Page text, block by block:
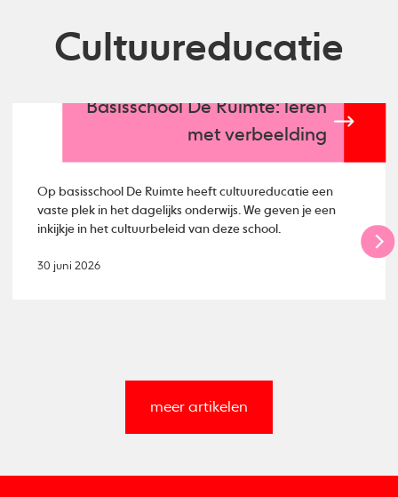
Cultuureducatie
Basisschool De Ruimte: leren
met verbeelding
Op basisschool De Ruimte heeft cultuureducatie een
vaste plek in het dagelijks onderwijs. We geven je een
inkijkje in het cultuurbeleid van deze school.
30 juni 2026
meer artikelen